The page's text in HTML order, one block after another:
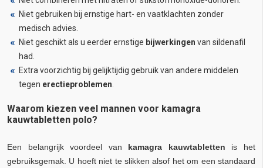
Niet gebruiken bij ernstige hart- en vaatklachten zonder
medisch advies.
Niet geschikt als u eerder ernstige bijwerkingen van sildenafil
had.
Extra voorzichtig bij gelijktijdig gebruik van andere middelen
tegen erectieproblemen
Waarom kiezen veel mannen voor kamagra
kauwtabletten polo?
Een belangrijk voordeel van kamagra kauwtabletten is het
gebruiksgemak. U hoeft niet te slikken alsof het om een standaard